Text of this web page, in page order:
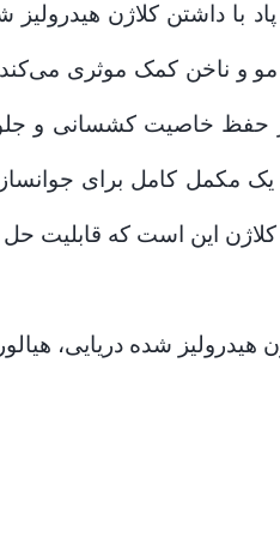
با داشتن کلاژن هیدرولیز
خاصیت کشسانی و
مکمل کامل برای
هیدرولیز شده دریایی،